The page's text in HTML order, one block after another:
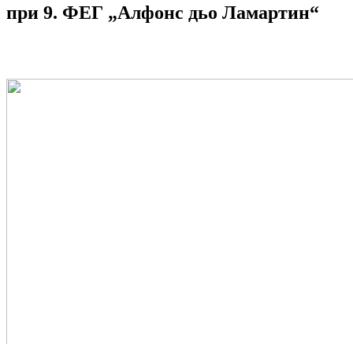
при 9. ФЕГ „Алфонс дьо Ламартин“